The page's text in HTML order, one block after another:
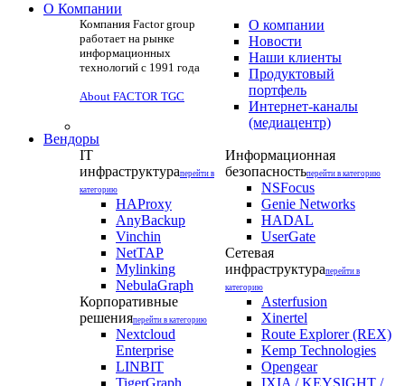
О Компании
Компания Factor group
работает на рынке
информационных
технологий с 1991 года
About FACTOR TGC
О компании
Новости
Наши клиенты
Продуктовый
портфель
Интернет-каналы
(медиацентр)
Вендоры
IT
инфраструктураперейти в
категорию
HAProxy
AnyBackup
Vinchin
NetTAP
Mylinking
NebulaGraph
Корпоративные
решенияперейти в категорию
Nextcloud
Enterprise
LINBIT
Информационная
безопасностьперейти в категорию
NSFocus
Genie Networks
HADAL
UserGate
Сетевая
инфраструктураперейти в
категорию
Asterfusion
Xinertel
Route Explorer (REX)
Kemp Technologies
Opengear